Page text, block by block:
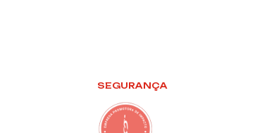
SEGURANÇA